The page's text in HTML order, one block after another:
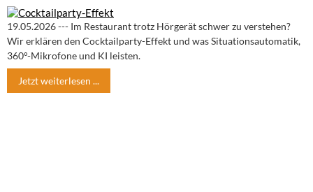
19.05.2026 --- Im Restaurant trotz Hörgerät schwer zu verstehen?
Wir erklären den Cocktailparty-Effekt und was Situationsautomatik,
360°-Mikrofone und KI leisten.
Jetzt weiterlesen ...